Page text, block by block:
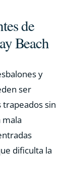
de
Beach
y
ser
trapeados sin
mala
dificulta la